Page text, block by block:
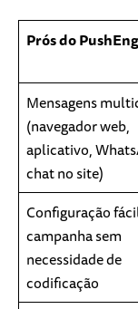
Prós do
Mensagens
(navegador web,
aplicativo,
chat no site)
Configuração
campanha sem
necessidade de
codificação